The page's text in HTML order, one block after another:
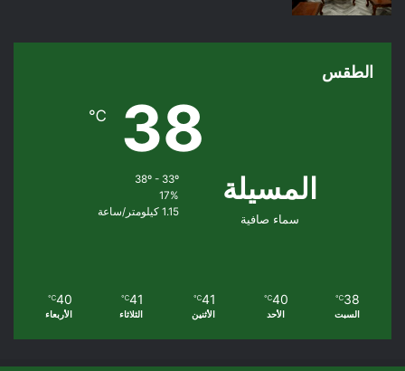
الطقس
المسيلة
سماء صافية
38
℃
38º - 33º
17%
1.15 كيلومتر/ساعة
38
℃
السبت
40
℃
الأحد
41
℃
الأثنين
41
℃
الثلاثاء
40
℃
الأربعاء